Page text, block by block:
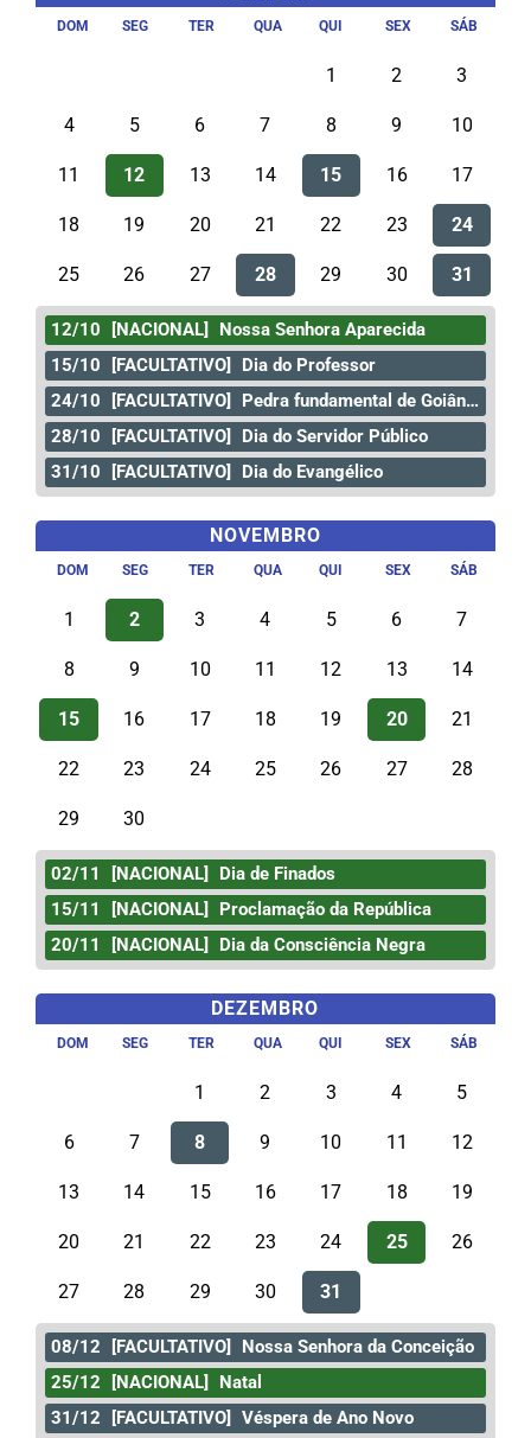
DOM SEG TER QUA QUI SEX SÁB
1 2 3
4 5 6 7 8 9 10
11 12 13 14 15 16 17
18 19 20 21 22 23 24
25 26 27 28 29 30 31
12/10 [NACIONAL]
Nossa Senhora Aparecida
15/10
[FACULTATIVO]
Dia do Professor
24/10
[FACULTATIVO]
Pedra fundamental de Goiânia
28/10
[FACULTATIVO]
Dia do Servidor Público
31/10
[FACULTATIVO] Dia do Evangélico
NOVEMBRO
DOM SEG TER QUA QUI SEX SÁB
1 2 3 4 5 6 7
8 9 10 11 12 13 14
15 16 17 18 19 20 21
22 23 24 25 26 27 28
29 30
02/11 [NACIONAL]
Dia de Finados
15/11
[NACIONAL]
Proclamação da República
20/11
[NACIONAL] Dia da Consciência Negra
DEZEMBRO
DOM SEG TER QUA QUI SEX SÁB
1 2 3 4 5
6 7 8 9 10 11 12
13 14 15 16 17 18 19
20 21 22 23 24 25 26
27 28 29 30 31
08/12 [FACULTATIVO]
Nossa Senhora da Conceição
25/12
[NACIONAL]
Natal
31/12
[FACULTATIVO] Véspera de Ano Novo